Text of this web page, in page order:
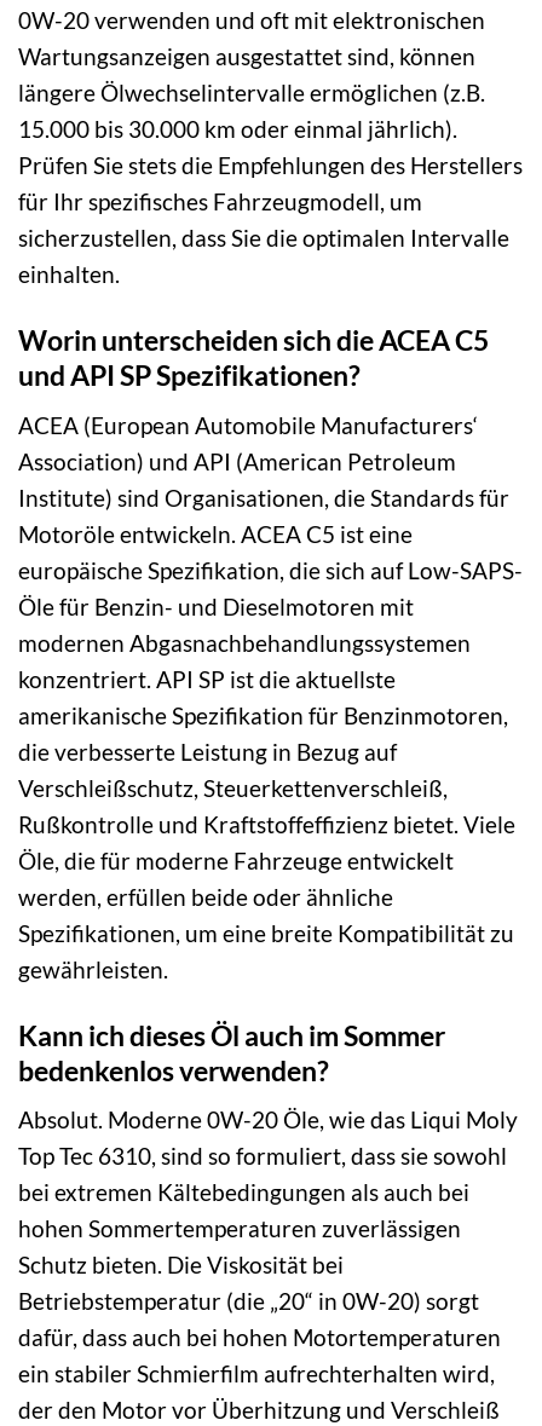
0W-20 verwenden und oft mit elektronischen
Wartungsanzeigen ausgestattet sind, können
längere Ölwechselintervalle ermöglichen (z.B.
15.000 bis 30.000 km oder einmal jährlich).
Prüfen Sie stets die Empfehlungen des Herstellers
für Ihr spezifisches Fahrzeugmodell, um
sicherzustellen, dass Sie die optimalen Intervalle
einhalten.
Worin unterscheiden sich die ACEA C5
und API SP Spezifikationen?
ACEA (European Automobile Manufacturers‘
Association) und API (American Petroleum
Institute) sind Organisationen, die Standards für
Motoröle entwickeln. ACEA C5 ist eine
europäische Spezifikation, die sich auf Low-SAPS-
Öle für Benzin- und Dieselmotoren mit
modernen Abgasnachbehandlungssystemen
konzentriert. API SP ist die aktuellste
amerikanische Spezifikation für Benzinmotoren,
die verbesserte Leistung in Bezug auf
Verschleißschutz, Steuerkettenverschleiß,
Rußkontrolle und Kraftstoffeffizienz bietet. Viele
Öle, die für moderne Fahrzeuge entwickelt
werden, erfüllen beide oder ähnliche
Spezifikationen, um eine breite Kompatibilität zu
gewährleisten.
Kann ich dieses Öl auch im Sommer
bedenkenlos verwenden?
Absolut. Moderne 0W-20 Öle, wie das Liqui Moly
Top Tec 6310, sind so formuliert, dass sie sowohl
bei extremen Kältebedingungen als auch bei
hohen Sommertemperaturen zuverlässigen
Schutz bieten. Die Viskosität bei
Betriebstemperatur (die „20“ in 0W-20) sorgt
dafür, dass auch bei hohen Motortemperaturen
ein stabiler Schmierfilm aufrechterhalten wird,
der den Motor vor Überhitzung und Verschleiß